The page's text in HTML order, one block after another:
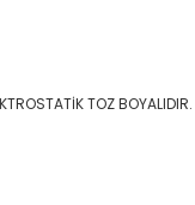
TOZ BOYALIDIR.